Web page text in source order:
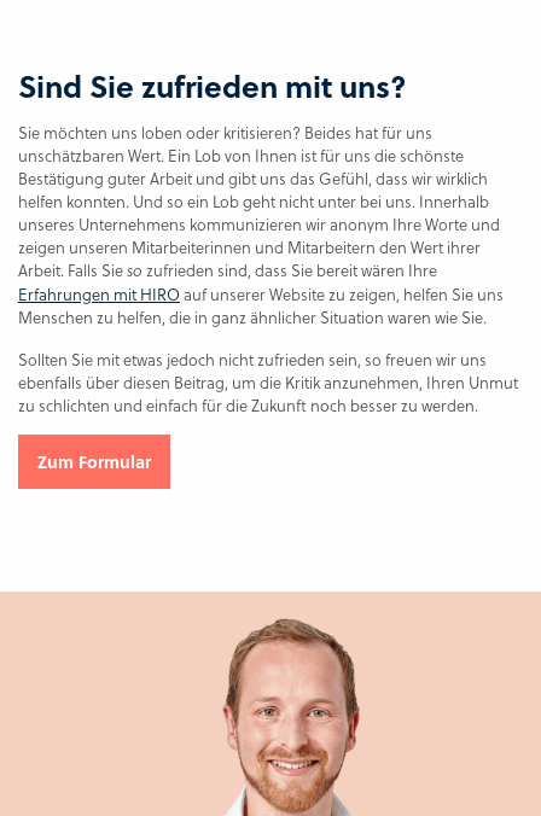
Sind Sie zufrieden mit uns?
Sie möchten uns loben oder kritisieren? Beides hat für uns
unschätzbaren Wert. Ein Lob von Ihnen ist für uns die schönste
Bestätigung guter Arbeit und gibt uns das Gefühl, dass wir wirklich
helfen konnten. Und so ein Lob geht nicht unter bei uns. Innerhalb
unseres Unternehmens kommunizieren wir anonym Ihre Worte und
zeigen unseren Mitarbeiterinnen und Mitarbeitern den Wert ihrer
Arbeit. Falls Sieso zufrieden sind, dass Sie bereit wären Ihre
Erfahrungen mit HIRO auf unserer Website zu zeigen, helfen Sie uns
Menschen zu helfen, die in ganz ähnlicher Situation waren wie Sie.
Sollten Sie mit etwas jedoch nicht zufrieden sein, so freuen wir uns
ebenfalls über diesen Beitrag, um die Kritik anzunehmen, Ihren Unmut
zu schlichten und einfach für die Zukunft noch besser zu werden.
Zum Formular